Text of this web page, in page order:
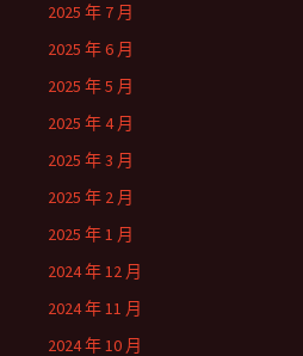
2025 年 7 月
2025 年 6 月
2025 年 5 月
2025 年 4 月
2025 年 3 月
2025 年 2 月
2025 年 1 月
2024 年 12 月
2024 年 11 月
2024 年 10 月